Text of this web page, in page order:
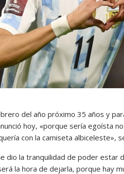
del año próximo 35 años y
hoy, «porque sería egoísta
con la camiseta albiceleste»,
dio la tranquilidad de poder estar
la hora de dejarla, porque hay